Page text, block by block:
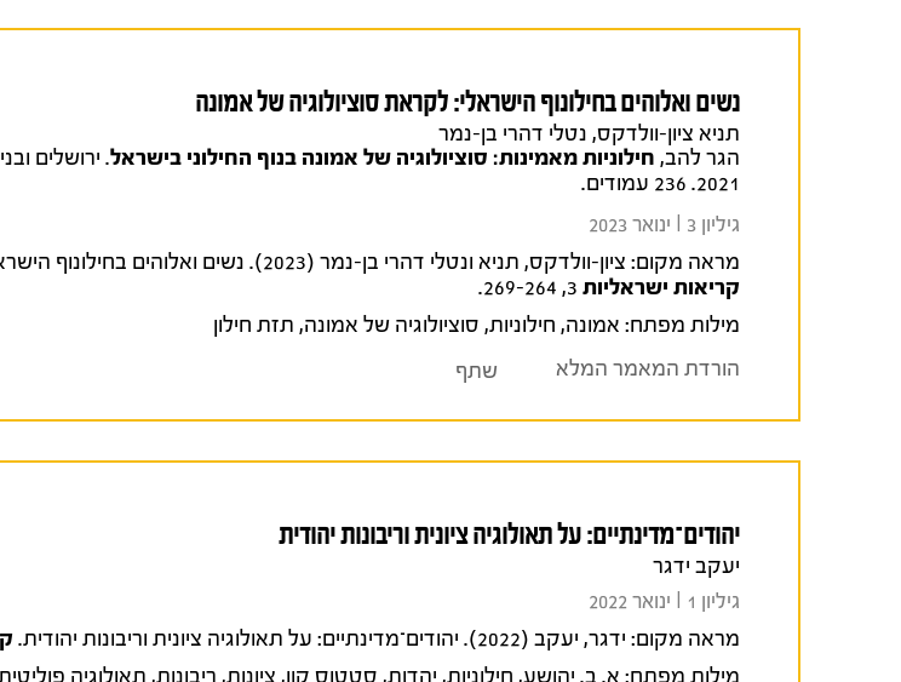
נשים ואלוהים בחילונוף הישראלי: לקראת סוציולוגיה של אמונה
תניא ציון-וולדקס, נטלי דהרי בן-נמר
הגר להב, חילוניות מאמינות: סוציולוגיה של אמונה בנוף החילוני בישראל. ירושלים
2021. 236 עמודים.
גיליון 3 I ינואר 2023
מראה מקום: ציון-וולדקס, תניא ונטלי דהרי בן-נמר (2023). נשים ואלוהים בחילונוף הישראלי: לקראת סוציולוגיה של אמונה.
קריאות ישראליות
מילות מפתח: אמונה, חילוניות, סוציולוגיה של אמונה, תזת חילון
הורדת המאמר המלא
שתף
יהודים־מדינתיים: על תאולוגיה ציונית וריבונות יהודית
יעקב ידגר
גיליון 1 I ינואר 2022
מראה מקום: ידגר, יעקב (2022). יהודים־מדינתיים: על תאולוגיה ציונית וריבונות יהודית.
מילות מפתח: א. ב. יהושע, חילוניות, יהדות, סטטוס קוו, ציונות, ריבונות, תאולוגיה